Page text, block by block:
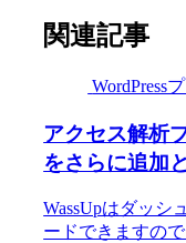
関連記事
WordPress
アクセス解析
をさらに追加
WassUpはダッシ
ードできますの